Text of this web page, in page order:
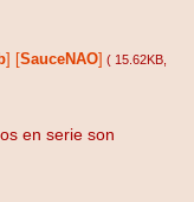
SauceNAO ( 15.62KB
en serie son